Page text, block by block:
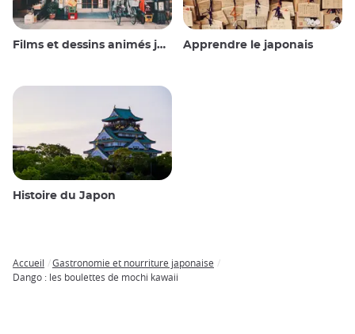
Films et dessins animés japonais Apprendre le japonais
Histoire du Japon
Breadcrumb
Accueil
Gastronomie et nourriture japonaise
Dango : les boulettes de mochi kawaii